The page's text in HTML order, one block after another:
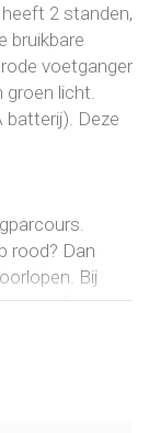
2 standen,
bruikbare
voetganger
groen licht.
Deze
rood? Dan
Bij
of
blijfoefening.
blijven.